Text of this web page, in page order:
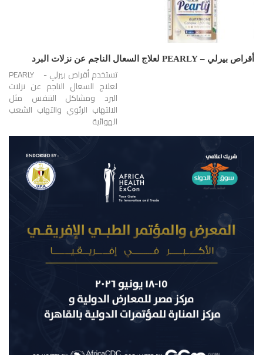
أقراص بيرلي – PEARLY لعلاج السعال الناجم عن نزلات البرد
تستخدم أقراص بيرلي - PEARLY
لعلاج السعال الناجم عن نزلات
البرد ومشاكل التنفس مثل
الالتهاب الرئوي والتهاب الشعب
الهوائية